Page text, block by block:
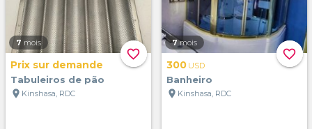
favorite_border
7 mois
Prix sur demande
Tabuleiros de pão
location_on Kinshasa, RDC
favorite_border
7 mois
300 USD
Banheiro
location_on Kinshasa, RDC